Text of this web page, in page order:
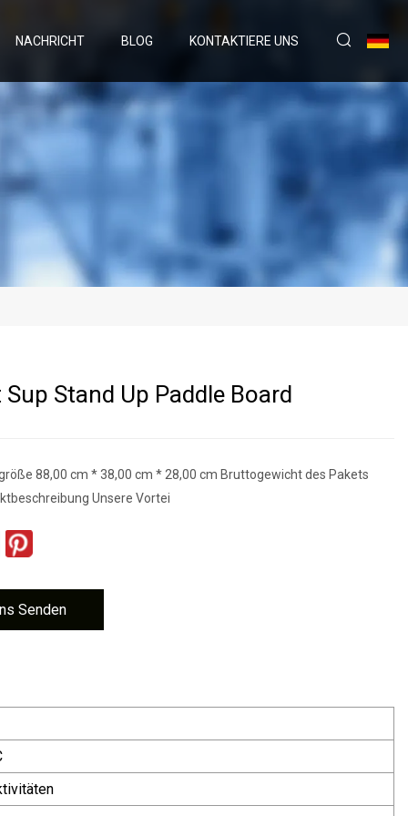
NACHRICHT BLOG KONTAKTIERE UNS
Stand Up Paddle Board
88,00 cm * 38,00 cm * 28,00 cm Bruttogewicht des Pakets
Unsere Vortei
Senden